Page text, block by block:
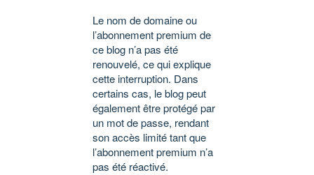
Le nom de domaine ou
l’abonnement premium de
ce blog n’a pas été
renouvelé, ce qui explique
cette interruption. Dans
certains cas, le blog peut
également être protégé par
un mot de passe, rendant
son accès limité tant que
l’abonnement premium n’a
pas été réactivé.